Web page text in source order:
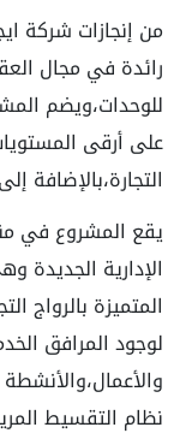
من إنجازات شركة
رائدة في مجال
للوحدات،ويضم
على أرقى
التجارة،بالإضافة
يقع المشروع في
الإدارية الجديدة
المتميزة بالرواج
لوجود المرافق
نظام التقسيط المريح